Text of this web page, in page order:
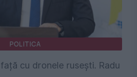
POLITICA
cu dronele rusești. Radu